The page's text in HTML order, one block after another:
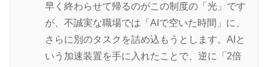
早く終わらせて帰るのがこの制度の「光」です
が、不誠実な職場では「AIで空いた時間」に、
さらに別のタスクを詰め込もうとします。AIと
いう加速装置を手に入れたことで、逆に「2倍